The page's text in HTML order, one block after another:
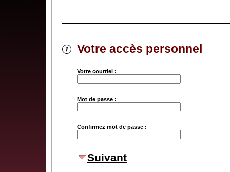
Votre accès personnel
Votre courriel :
Mot de passe :
Confirmez mot de passe :
Suivant